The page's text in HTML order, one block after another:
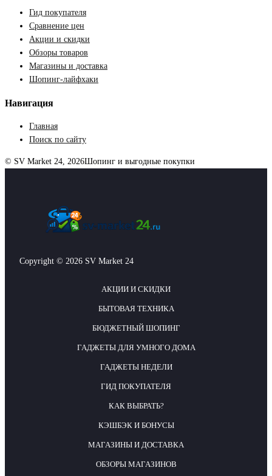
Гид покупателя
Сравнение цен
Акции и скидки
Обзоры товаров
Магазины и доставка
Шопинг-лайфхаки
Навигация
Главная
Поиск по сайту
© SV Market 24, 2026Шопинг и выгодные покупки
Copyright © 2026 SV Market 24
АКЦИИ И СКИДКИ
БЫТОВАЯ ТЕХНИКА
БЮДЖЕТНЫЙ ШОПИНГ
ГАДЖЕТЫ ДЛЯ УМНОГО ДОМА
ГАДЖЕТЫ НЕДЕЛИ
ГИД ПОКУПАТЕЛЯ
КАК ВЫБРАТЬ?
КЭШБЭК И БОНУСЫ
МАГАЗИНЫ И ДОСТАВКА
ОБЗОРЫ МАГАЗИНОВ